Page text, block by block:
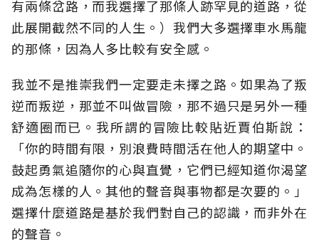
有兩條岔路，而我選擇了那條人跡罕見的道路，從
此展開截然不同的人生。）我們大多選擇車水馬龍
的那條，因為人多比較有安全感。
我並不是推崇我們一定要走未擇之路。如果為了叛
逆而叛逆，那並不叫做冒險，那不過只是另外一種
舒適圈而已。我所謂的冒險比較貼近賈伯斯說：
「你的時間有限，別浪費時間活在他人的期望中。
鼓起勇氣追隨你的心與直覺，它們已經知道你渴望
成為怎樣的人。其他的聲音與事物都是次要的。」
選擇什麼道路是基於我們對自己的認識，而非外在
的聲音。